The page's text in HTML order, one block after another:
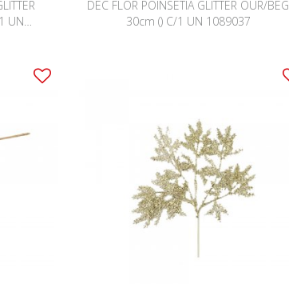
UN
DEC FLOR POINSETIA GLITTER OUR/BEG
30cm () C/1 UN 1089037